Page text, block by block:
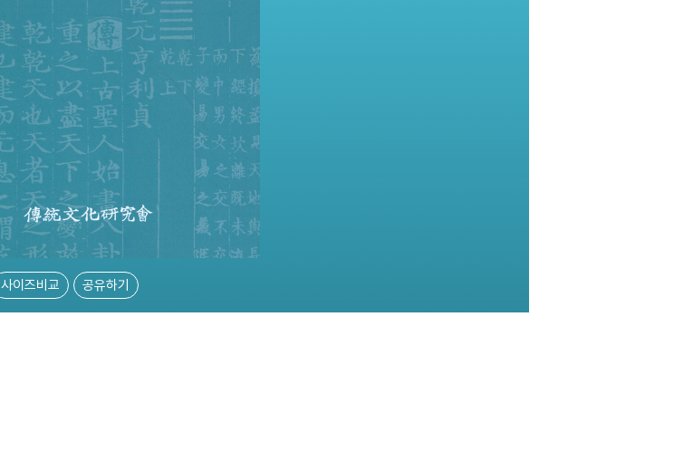
사이즈비교 공유하기